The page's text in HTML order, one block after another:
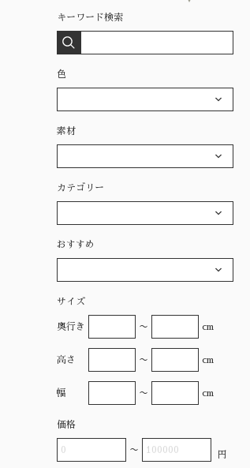
キーワード検索
色
素材
カテゴリー
おすすめ
サイズ
奥行き 〜 cm
高さ 〜 cm
幅 〜 cm
価格
〜 円